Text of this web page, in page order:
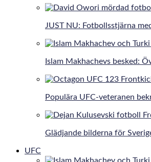
JUST NU: Fotbollsstjärna
Islam Makhachevs besked:
Populära UFC-veteranen
Glädjande bilderna för
UFC